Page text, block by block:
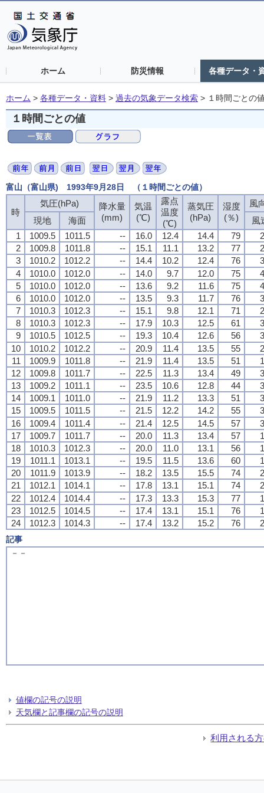
ホーム 防災情報 各種データ・
ホーム > 各種データ・資料 > 過去の気象データ検索 > １時間ごとの
１時間ごとの値
富山（富山県) 1993年9月28日 （１時間ごとの値）
時
気圧(hPa)
降水量
(mm)
気温
(℃)
露点
温度
(℃)
蒸気圧
(hPa)
湿度
(％)
風
現地
海面
風
1
1009.5 1011.5 -- 16.0 12.4 14.4 79
2
1009.8 1011.8 -- 15.1 11.1 13.2 77
3
1010.2 1012.2 -- 14.4 10.2 12.4 76
4
1010.0 1012.0 -- 14.0 9.7 12.0 75
5
1010.0 1012.0 -- 13.6 9.2 11.6 75
6
1010.0 1012.0 -- 13.5 9.3 11.7 76
7
1010.3 1012.3 -- 15.1 9.8 12.1 71
8
1010.3 1012.3 -- 17.9 10.3 12.5 61
9
1010.5 1012.5 -- 19.3 10.4 12.6 56
10
1010.2 1012.2 -- 20.9 11.4 13.5 55
11
1009.9 1011.8 -- 21.9 11.4 13.5 51
12
1009.8 1011.7 -- 22.5 11.3 13.4 49
13
1009.2 1011.1 -- 23.5 10.6 12.8 44
14
1009.1 1011.0 -- 21.9 11.2 13.3 51
15
1009.5 1011.5 -- 21.5 12.2 14.2 55
16
1009.4 1011.4 -- 21.4 12.5 14.5 57
17
1009.7 1011.7 -- 20.0 11.3 13.4 57
18
1010.3 1012.3 -- 20.0 11.0 13.1 56
19
1011.1 1013.1 -- 19.5 11.5 13.6 60
20
1011.9 1013.9 -- 18.2 13.5 15.5 74
21
1012.1 1014.1 -- 17.8 13.1 15.1 74
22
1012.4 1014.4 -- 17.3 13.3 15.3 77
23
1012.5 1014.5 -- 17.4 13.1 15.1 76
24
1012.3 1014.3 -- 17.4 13.2 15.2 76
記事
－－
値欄の記号の説明
天気欄と記事欄の記号の説明
利用される